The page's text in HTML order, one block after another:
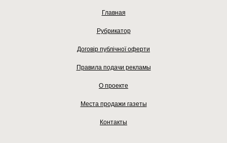
Главная
Рубрикатор
Договір публічної оферти
Правила подачи рекламы
О проекте
Места продажи газеты
Контакты